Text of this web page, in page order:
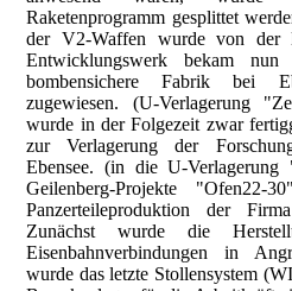
Raketenprogramm gesplittet
der V2-Waffen wurde von der
Entwicklungswerk bekam nun
bombensichere Fabrik bei
zugewiesen. (U-Verlagerung
wurde in der Folgezeit zwar
zur Verlagerung der
Ebensee. (in die U-
Geilenberg-Projekte
Panzerteileproduktion der
Zunächst wurde die
Eisenbahnverbindungen in
wurde das letzte Stollensystem